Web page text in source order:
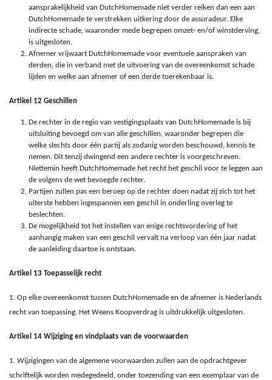
aansprakelijkheid van DutchHomemade niet verder reiken dan een aan
DutchHomemade te verstrekken uitkering door de assuradeur. Elke
indirecte schade, waaronder mede begrepen omzet- en/of winstderving,
is uitgesloten.
Afnemer vrijwaart DutchHomemade voor eventuele aanspraken van
derden, die in verband met de uitvoering van de overeenkomst schade
lijden en welke aan afnemer of een derde toerekenbaar is.
Artikel 12 Geschillen
De rechter in de regio van vestigingsplaats van DutchHomemade is bij
uitsluiting bevoegd om van alle geschillen, waaronder begrepen die
welke slechts door één partij als zodanig worden beschouwd, kennis te
nemen. Dit tenzij dwingend een andere rechter is voorgeschreven.
Niettemin heeft DutchHomemade het recht het geschil voor te leggen aan
de volgens de wet bevoegde rechter.
Partijen zullen pas een beroep op de rechter doen nadat zij zich tot het
uiterste hebben ingespannen een geschil in onderling overleg te
beslechten.
De mogelijkheid tot het instellen van enige rechtsvordering of het
aanhangig maken van een geschil vervalt na verloop van één jaar nadat
de aanleiding daartoe is ontstaan.
Artikel 13 Toepasselijk recht
1. Op elke overeenkomst tussen DutchHomemade en de afnemer is Nederlands
recht van toepassing. Het Weens Koopverdrag is uitdrukkelijk uitgesloten.
Artikel 14 Wijziging en vindplaats van de voorwaarden
1. Wijzigingen van de algemene voorwaarden zullen aan de opdrachtgever
schriftelijk worden medegedeeld, onder toezending van een exemplaar van de